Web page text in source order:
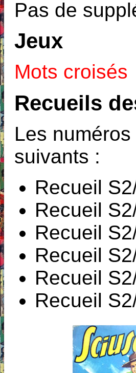
Pas de
Jeux
Mots croisés
Recueils
Les
suivants :
Recueil
Recueil
Recueil
Recueil
Recueil
Recueil